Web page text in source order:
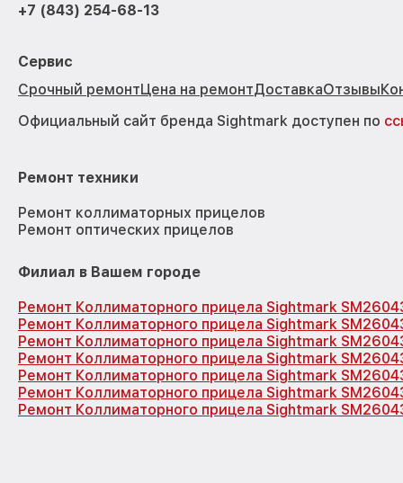
+7 (843) 254-68-13
Сервис
Срочный ремонтЦена на ремонтДоставкаОтзывы
Официальный сайт бренда Sightmark доступен по
Ремонт техники
Ремонт коллиматорных прицелов
Ремонт оптических прицелов
Филиал в Вашем городе
Ремонт Коллиматорного прицела Sightmark
Ремонт Коллиматорного прицела Sightmark
Ремонт Коллиматорного прицела Sightmark
Ремонт Коллиматорного прицела Sightmark
Ремонт Коллиматорного прицела Sightmark
Ремонт Коллиматорного прицела Sightmark
Ремонт Коллиматорного прицела Sightmark